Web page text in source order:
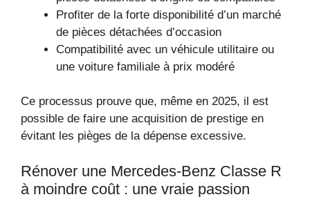
Profiter de la forte disponibilité d’un marché
de pièces détachées d’occasion
Compatibilité avec un véhicule utilitaire ou
une voiture familiale à prix modéré
Ce processus prouve que, même en 2025, il est
possible de faire une acquisition de prestige en
évitant les pièges de la dépense excessive.
Rénover une Mercedes-Benz Classe R
à moindre coût : une vraie passion